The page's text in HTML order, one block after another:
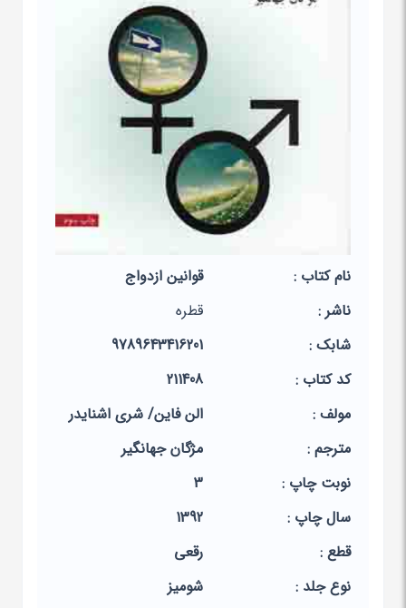
نام کتاب :
قوانین ازدواج
ناشر :
قطره
شابک :
9789643416201
کد کتاب :
211408
مولف :
الن فاین/ شری اشنایدر
مترجم :
مژگان جهانگیر
نوبت چاپ :
3
سال چاپ :
1392
قطع :
رقعی
نوع جلد :
شومیز